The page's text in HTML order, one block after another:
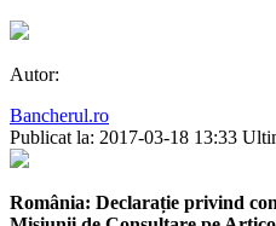
Autor:
Bancherul.ro
Publicat la: 2017-03-18 13:33
România: Declarație privind